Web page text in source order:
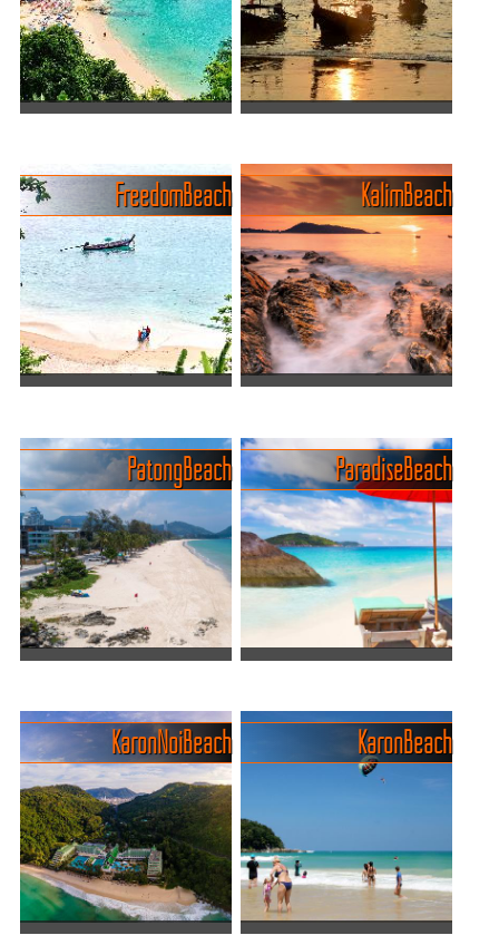
du brauchst: feiner Sand,
chillige Strandbars, kaum
Trubel und das Meer direk...
Phuket so beliebt ist: feiner
Sand, türkisfarbenes
Wasser und eine
entspannt...
Laem Singh Beach, ein
verstecktes Juwel an der
Westküste von Phuket,
Thailand, ist bekannt für
seine atemberaubende
Schönheit und entspannte
Atmosphär...
Kamala Beach – das Phuket
für alle, die mehr als nur
Sonne und Sand wollen. 🏖️
Tagsüber relaxen am Strand
oder im schicken
Beachclub, s...
Entdecke das Juwel
Phukets – Freedom Beach!
Einer der malerischsten
Strände der Insel, bekannt
für sein blendend weißes
Sandufer und kristallklares,
t...
Freedom Beach
mässiges Schwimmen
Der Kalim Beach ist ein
kleiner Strandabschnitt im
Norden des Hauptstrandes
Patong Beach auf der Insel
Phuket. Er liegt nur wenige
hundert Meter v...
Kalim Beach
Patong
Patong Beach der
bekannteste, beliebteste
und belebteste Strand in
Phuket, Thailand. Er liegt an
der westlichen Küste der
Insel und ist ein beliebtes ...
Patong Beach
Paradise Beach, verborgen
im Schatten der üppigen
grünen Hügel von Phuket,
Ruhe, weit entfernt vom
Trubel der belebteren Strä...
Paradise Beach
Karon Noi Beach Karon Beach